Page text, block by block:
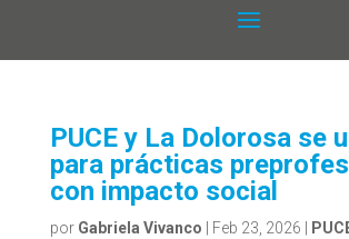
PUCE y La Dolorosa se
para prácticas
con impacto social
por Gabriela Vivanco Feb 23, 2026